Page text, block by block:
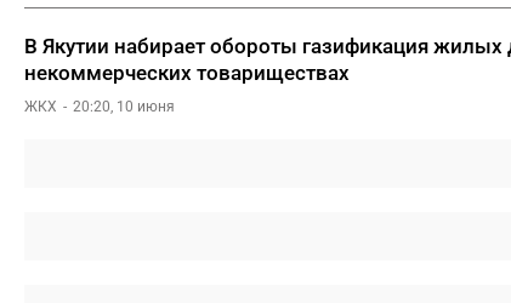
В Якутии набирает обороты газификация
некоммерческих товариществах
ЖКХ 20:20, 10 июня